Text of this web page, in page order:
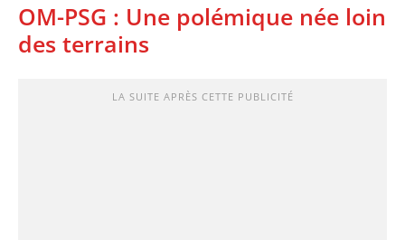
‎‎OM-PSG : Une polémique née loin
des terrains
LA SUITE APRÈS CETTE PUBLICITÉ